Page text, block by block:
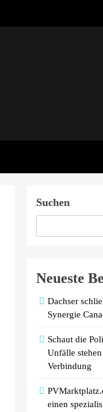
Suchen
Neueste
Dachser
Synergie
Schaut die
Unfälle
Verbindung
einen